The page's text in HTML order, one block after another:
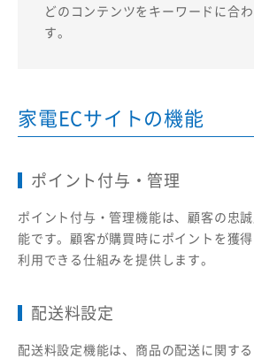
どのコンテンツをキーワードに合
す。
家電ECサイトの機能
ポイント付与・管理
ポイント付与・管理機能は、顧客の忠
能です。顧客が購買時にポイントを獲
利用できる仕組みを提供します。
配送料設定
配送料設定機能は、商品の配送に関す